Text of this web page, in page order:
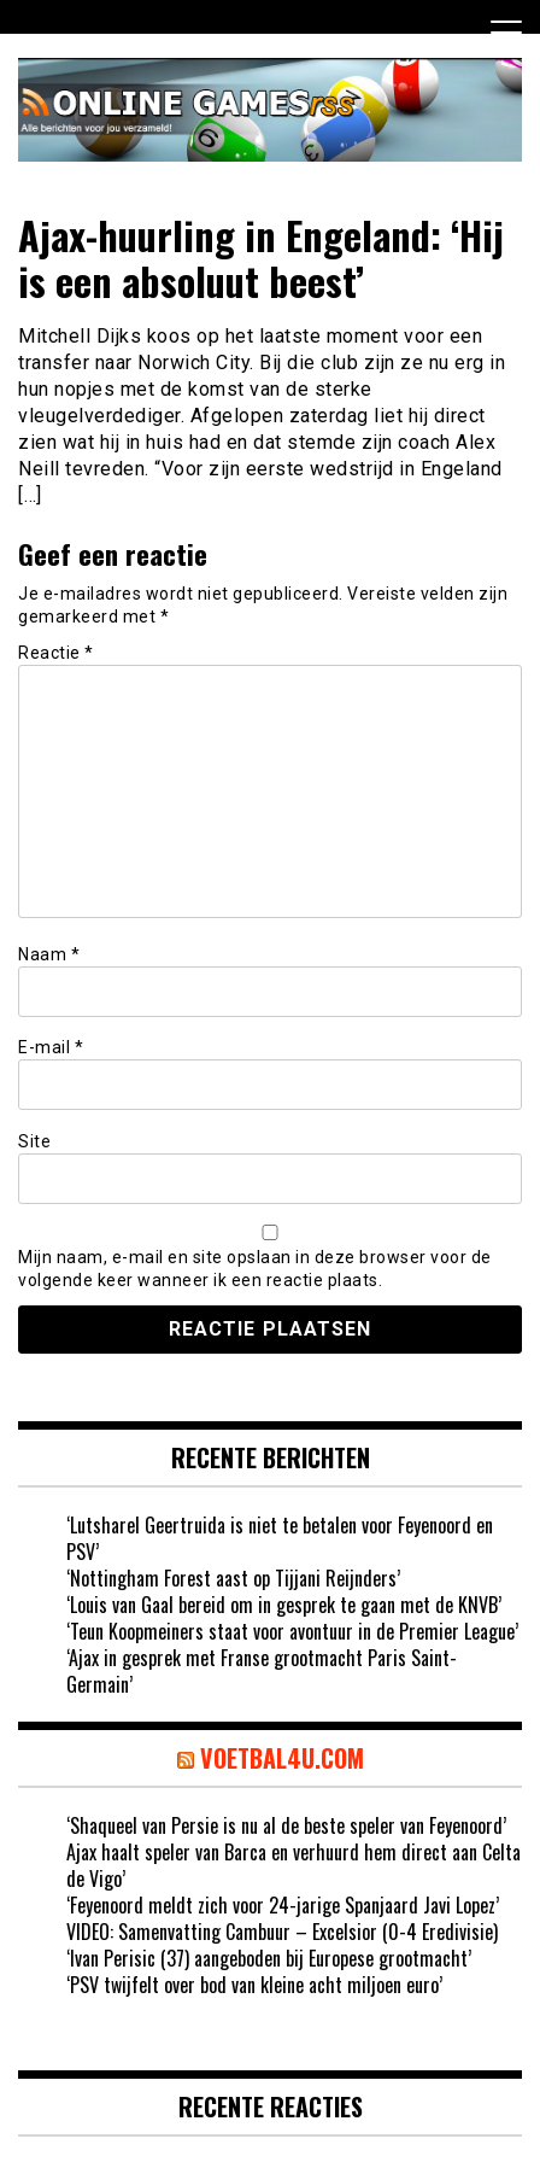
naar
inhoud
Online Games RSS
verzameld
Ajax-huurling in Engeland: ‘Hij
is een absoluut beest’
Mitchell Dijks koos op het laatste moment voor een
transfer naar Norwich City. Bij die club zijn ze nu erg in
hun nopjes met de komst van de sterke
vleugelverdediger. Afgelopen zaterdag liet hij direct
zien wat hij in huis had en dat stemde zijn coach Alex
Neill tevreden. “Voor zijn eerste wedstrijd in Engeland
[…]
Geef een reactie
Je e-mailadres wordt niet gepubliceerd. Vereiste velden zijn
gemarkeerd met *
Reactie *
Naam *
E-mail *
Site
Mijn naam, e-mail en site opslaan in deze browser voor de
volgende keer wanneer ik een reactie plaats.
RECENTE BERICHTEN
‘Lutsharel Geertruida is niet te betalen voor Feyenoord en
PSV’
‘Nottingham Forest aast op Tijjani Reijnders’
‘Louis van Gaal bereid om in gesprek te gaan met de KNVB’
‘Teun Koopmeiners staat voor avontuur in de Premier League’
‘Ajax in gesprek met Franse grootmacht Paris Saint-
Germain’
VOETBAL4U.COM
‘Shaqueel van Persie is nu al de beste speler van Feyenoord’
Ajax haalt speler van Barca en verhuurd hem direct aan Celta
de Vigo’
‘Feyenoord meldt zich voor 24-jarige Spanjaard Javi Lopez’
VIDEO: Samenvatting Cambuur – Excelsior (0-4 Eredivisie)
‘Ivan Perisic (37) aangeboden bij Europese grootmacht’
‘PSV twijfelt over bod van kleine acht miljoen euro’
RECENTE REACTIES